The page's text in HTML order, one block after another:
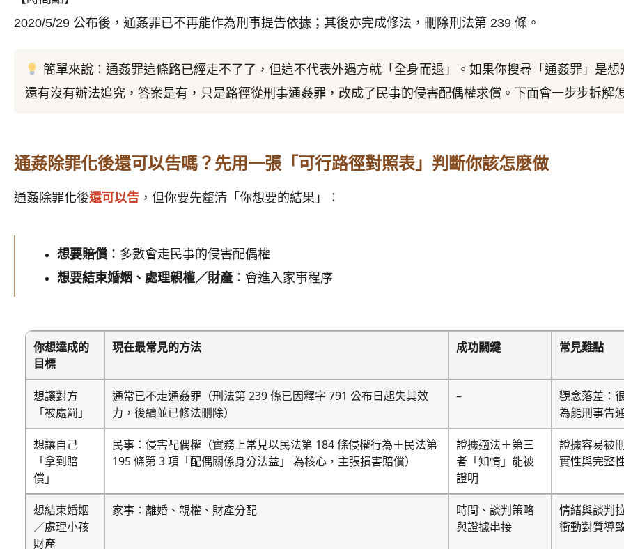
2020/5/29 公布後，通姦罪已不再能作為刑事提告依據；其後亦完成修法，刪除刑法第 239 條。
簡單來說：通姦罪這條路已經走不了了，但這不代表外遇方就「全身而退」。如果你搜尋「通姦罪」是想
還有沒有辦法追究，答案是有， 只是路徑從刑事通姦罪，改成了民事的侵害配偶權求償。下面會一步步拆解
通姦除罪化後還可以告嗎？先用一張「可行路徑對照表」判斷你該怎麼做
通姦除罪化後還可以告 ，但你要先釐清「你想要的結果」：
想要賠償 ：多數會走民事的侵害配偶權
想要結束婚姻、處理親權／財產 ：會進入家事程序
你想達成的
目標
現在最常見的方法 成功關鍵 常見難點
想讓對方
「被處罰」
通常已不走通姦罪（刑法第 239 條已因釋字 791 公布日起失其效
力，後續並已修法刪除）
–
觀念落差：
為能刑事告
想讓自己
「拿到賠
償」
民事：侵害配偶權（實務上常見以民法第 184 條侵權行為＋民法第
195 條第 3 項「配偶關係身分法益」 為核心，主張損害賠償）
證據適法＋第三
者「知情」能被
證明
證據容易被
實性與完整
想結束婚姻
／處理小孩
財產
家事：離婚、親權、財產分配
時間、談判策略
與證據串接
情緒與談判
衝動對質導